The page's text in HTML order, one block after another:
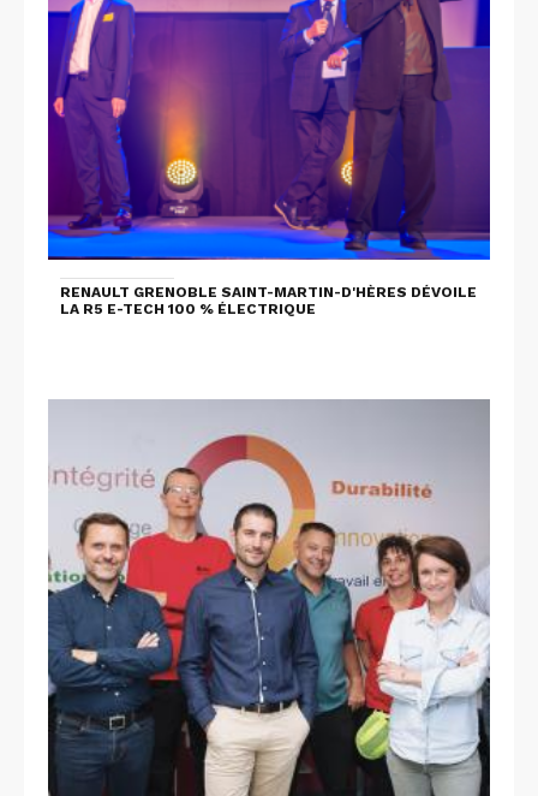
RENAULT GRENOBLE SAINT-MARTIN-D'HÈRES DÉVOILE
LA R5 E-TECH 100 % ÉLECTRIQUE